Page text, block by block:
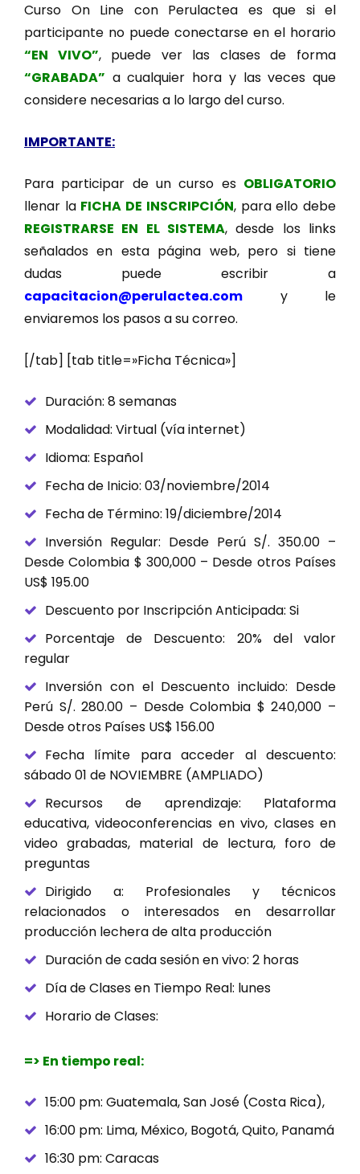
Curso On Line con Perulactea es que si el
participante no puede conectarse en el horario
“EN VIVO”, puede ver las clases de forma
“GRABADA” a cualquier hora y las veces que
considere necesarias a lo largo del curso.
IMPORTANTE:
Para participar de un curso es OBLIGATORIO
llenar la FICHA DE INSCRIPCIÓN, para ello debe
REGISTRARSE EN EL SISTEMA, desde los links
señalados en esta página web, pero si tiene
dudas puede escribir a
capacitacion@perulactea.com y le
enviaremos los pasos a su correo.
[/tab] [tab title=»Ficha Técnica»]
Duración: 8 semanas
Modalidad: Virtual (vía internet)
Idioma: Español
Fecha de Inicio: 03/noviembre/2014
Fecha de Término: 19/diciembre/2014
Inversión Regular: Desde Perú S/. 350.00 –
Desde Colombia $ 300,000 – Desde otros Países
US$ 195.00
Descuento por Inscripción Anticipada: Si
Porcentaje de Descuento: 20% del valor
regular
Inversión con el Descuento incluido: Desde
Perú S/. 280.00 – Desde Colombia $ 240,000 –
Desde otros Países US$ 156.00
Fecha límite para acceder al descuento:
sábado 01 de NOVIEMBRE (AMPLIADO)
Recursos de aprendizaje: Plataforma
educativa, videoconferencias en vivo, clases en
video grabadas, material de lectura, foro de
preguntas
Dirigido a: Profesionales y técnicos
relacionados o interesados en desarrollar
producción lechera de alta producción
Duración de cada sesión en vivo: 2 horas
Día de Clases en Tiempo Real: lunes
Horario de Clases:
=> En tiempo real:
15:00 pm: Guatemala, San José (Costa Rica),
16:00 pm: Lima, México, Bogotá, Quito, Panamá
16:30 pm: Caracas